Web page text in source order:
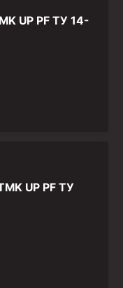
UP PF ТУ 14-
UP PF ТУ